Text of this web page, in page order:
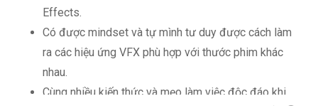
Effects.
Có được mindset và tự mình tư duy được cách làm
ra các hiệu ứng VFX phù hợp với thước phim khác
nhau.
Cùng nhiều kiến thức và mẹo làm việc độc đáo khi